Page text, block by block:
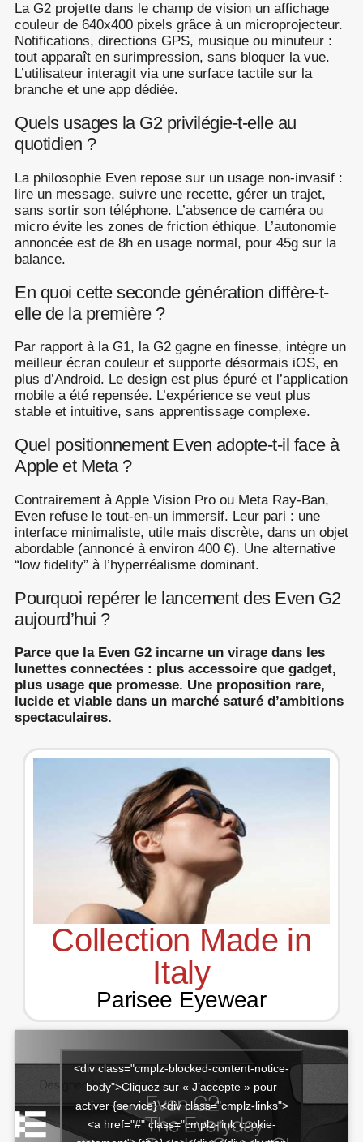
La G2 projette dans le champ de vision un affichage
couleur de 640x400 pixels grâce à un microprojecteur.
Notifications, directions GPS, musique ou minuteur :
tout apparaît en surimpression, sans bloquer la vue.
L’utilisateur interagit via une surface tactile sur la
branche et une app dédiée.
Quels usages la G2 privilégie-t-elle au
quotidien ?
La philosophie Even repose sur un usage non-invasif :
lire un message, suivre une recette, gérer un trajet,
sans sortir son téléphone. L’absence de caméra ou
micro évite les zones de friction éthique. L’autonomie
annoncée est de 8h en usage normal, pour 45g sur la
balance.
En quoi cette seconde génération diffère-t-
elle de la première ?
Par rapport à la G1, la G2 gagne en finesse, intègre un
meilleur écran couleur et supporte désormais iOS, en
plus d’Android. Le design est plus épuré et l’application
mobile a été repensée. L’expérience se veut plus
stable et intuitive, sans apprentissage complexe.
Quel positionnement Even adopte-t-il face à
Apple et Meta ?
Contrairement à Apple Vision Pro ou Meta Ray-Ban,
Even refuse le tout-en-un immersif. Leur pari : une
interface minimaliste, utile mais discrète, dans un objet
abordable (annoncé à environ 400 €). Une alternative
“low fidelity” à l’hyperréalisme dominant.
Pourquoi repérer le lancement des Even G2
aujourd’hui ?
Parce que la Even G2 incarne un virage dans les
lunettes connectées : plus accessoire que gadget,
plus usage que promesse. Une proposition rare,
lucide et viable dans un marché saturé d’ambitions
spectaculaires.
Collection Made in
Italy
Parisee Eyewear
<div class="cmplz-blocked-content-notice-
body">Cliquez sur « J’accepte » pour
activer {service} <div class="cmplz-links">
<a href="#" class="cmplz-link cookie-